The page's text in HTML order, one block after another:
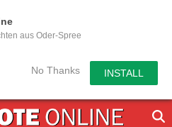
aus Oder-Spree
No Thanks INSTALL